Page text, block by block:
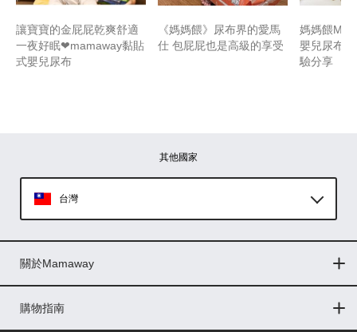
讓寶寶的金屁屁乾爽舒適
一夜好眠❤mamaway黏貼
式嬰兒尿布
《媽媽餵》尿布界的愛馬
仕 包屁屁也是高級的享受
媽媽餵
嬰兒尿布
驗分享
其他國家
台灣
印尼
關於Mamaway
門市據點
最新消息
品牌故事
人力招募
媒體花絮
隱私權聲明
CSR企業社會責任
購物指南
購物常見問題
退換貨問題
儲值金使用條款
購買儲值金
發票問題
會員權益
線上留言
吸乳器-免費體驗